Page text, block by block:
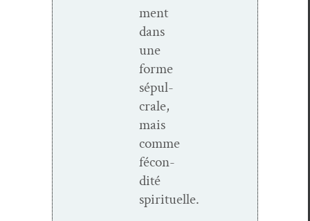
ment
dans
une
forme
sépul­
crale,
mais
comme
fécon­
dité
spirituelle.